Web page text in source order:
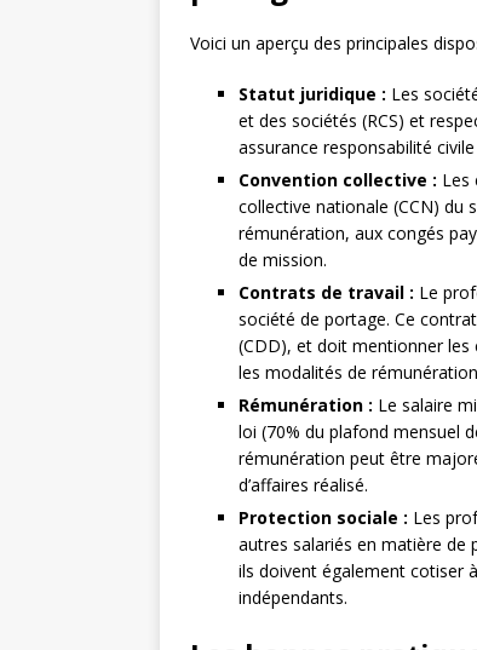
Voici un aperçu des principales
Statut juridique : Les
et des sociétés (RCS) et
assurance responsabilité
Convention collective : Les
collective nationale (CCN) du
rémunération, aux congés
de mission.
Contrats de travail : Le
société de portage. Ce
(CDD), et doit mentionner les
les modalités de
Rémunération : Le salaire
loi (70% du plafond mensuel
rémunération peut être
d’affaires réalisé.
Protection sociale : Les
autres salariés en matière de
ils doivent également cotiser
indépendants.